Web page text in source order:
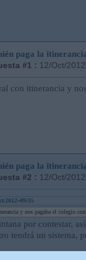
paga la
#1 : 12/Oct/
con itinerancia y
paga la
#2 : 12/Oct/
2012~09:35
y nos pagaba el colegio
por contestar,
tendrá un sistema,